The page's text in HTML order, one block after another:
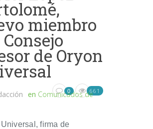
miembro
de Oryon
en Comunicados de
0 661
firma de